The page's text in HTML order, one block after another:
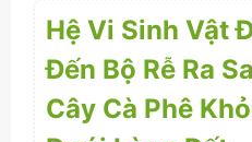
Hệ Vi Sinh Vật
Đến Bộ Rễ Ra
Cây Cà Phê